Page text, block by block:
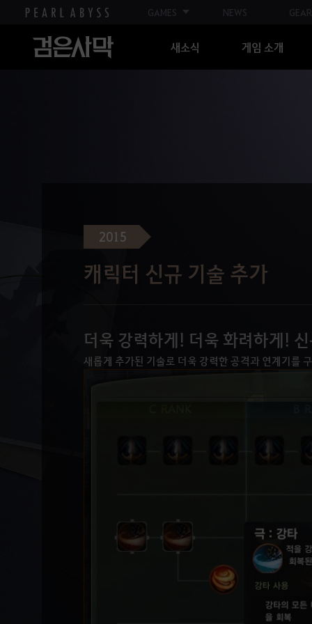
GAMES NEWS GEAR
새소식 게임 소개
2015
캐릭터 신규 기술 추가
더욱 강력하게! 더욱 화려하게!
새롭게 추가된 기술로 더욱 강력한 공격과 연계기를